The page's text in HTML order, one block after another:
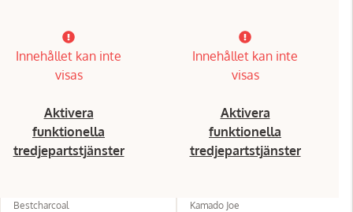
Innehållet kan inte
visas
Aktivera
funktionella
tredjepartstjänster
Bestcharcoal
Innehållet kan inte
visas
Aktivera
funktionella
tredjepartstjänster
Kamado Joe